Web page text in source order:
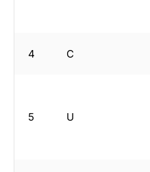
4 C
5 U